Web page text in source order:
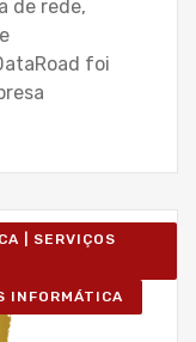
de rede,
foi
| SERVIÇOS
INFORMÁTICA